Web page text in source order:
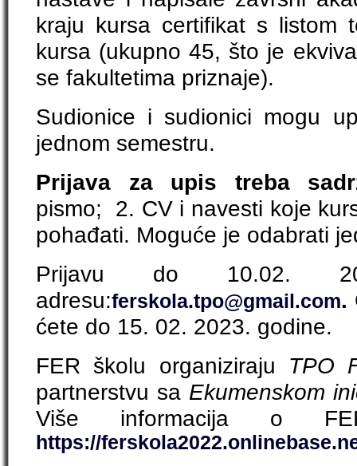
kraju kursa certifikat s listom
kursa (ukupno 45, što je
se fakultetima priznaje).
Sudionice i sudionici mogu
jednom semestru.
Prijava za upis treba
pismo;
2. CV i navesti koje
pohađati. Moguće je odabrati
Prijavu do 10.02.
adresu:ferskola.tpo@gmail.com.
ćete do 15. 02. 2023. godine.
FER školu organiziraju TPO
partnerstvu sa Ekumenskom
Više informacija o
https://